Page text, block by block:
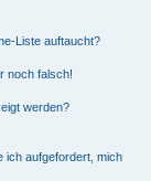
Liste auftaucht?
noch falsch!
werden?
ich aufgefordert, mich